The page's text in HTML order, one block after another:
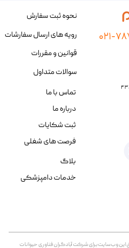
اين وب‌سايت برای شرکت آبادگران فناوری حیوانات
نحوه ثبت سفارش
رویه های ارسال سفارشات
قوانین و مقررات
سوالات متداول
تماس با ما
درباره ما
ثبت شکایات
فرصت های شغلی
بلاگ
خدمات دامپزشکی